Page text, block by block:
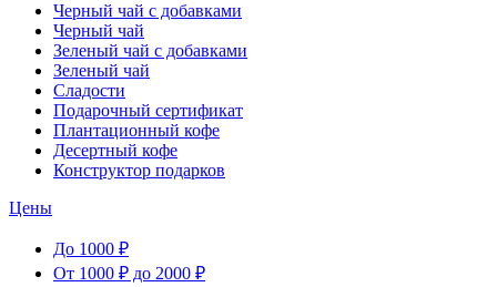
Черный чай с добавками
Черный чай
Зеленый чай с добавками
Зеленый чай
Сладости
Подарочный сертификат
Плантационный кофе
Десертный кофе
Конструктор подарков
Цены
До 1000 ₽
От 1000 ₽ до 2000 ₽